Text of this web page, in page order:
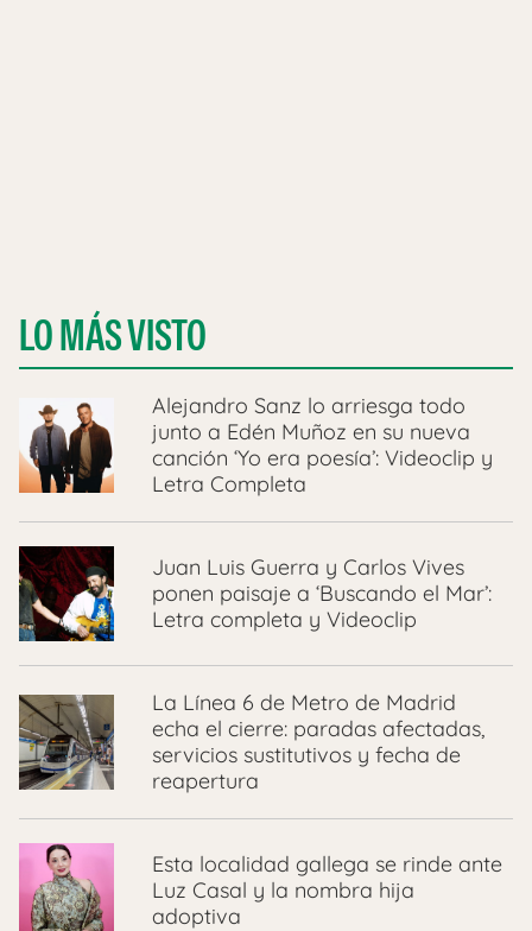
LO MÁS VISTO
Alejandro Sanz lo arriesga todo
junto a Edén Muñoz en su nueva
canción ‘Yo era poesía’: Videoclip y
Letra Completa
Juan Luis Guerra y Carlos Vives
ponen paisaje a ‘Buscando el Mar’:
Letra completa y Videoclip
La Línea 6 de Metro de Madrid
echa el cierre: paradas afectadas,
servicios sustitutivos y fecha de
reapertura
Esta localidad gallega se rinde ante
Luz Casal y la nombra hija
adoptiva